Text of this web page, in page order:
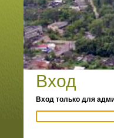
Вход
Вход только для